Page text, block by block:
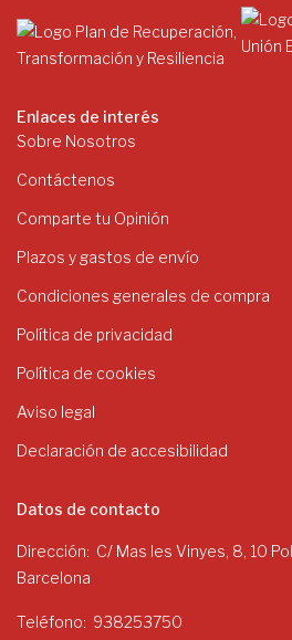
Enlaces de interés
Sobre Nosotros
Contáctenos
Comparte tu Opinión
Plazos y gastos de envío
Condiciones generales de compra
Política de privacidad
Política de cookies
Aviso legal
Declaración de accesibilidad
Datos de contacto
Dirección
C/ Mas les Vinyes, 8, 10
Barcelona
Teléfono 938253750